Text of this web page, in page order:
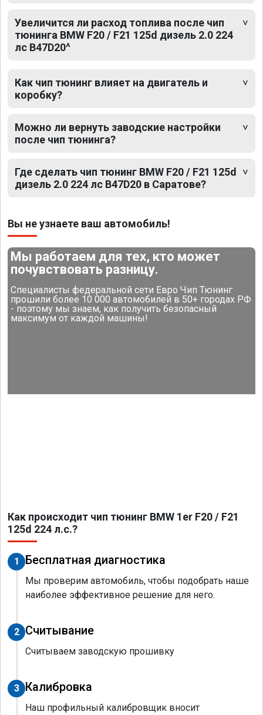
Увеличится ли расход топлива после чип
тюнинга BMW F20 / F21 125d дизель 2.0 224
лс B47D20^
Как чип тюнинг влияет на двигатель и
коробку?
Можно ли вернуть заводские настройки
после чип тюнинга?
Где сделать чип тюнинг BMW F20 / F21 125d
дизель 2.0 224 лс B47D20 в Саратове?
Вы не узнаете ваш автомобиль!
Мы работаем для тех, кто может
почувствовать разницу.
Специалисты федеральной сети Евро Чип Тюнинг
прошили более 10 000 автомобилей в 50+ городах РФ
- поэтому мы знаем, как получить безопасный
максимум от каждой машины!
Как происходит чип тюнинг BMW 1er F20 / F21
125d 224 л.с.?
1 Бесплатная диагностика
Мы проверим автомобиль, чтобы подобрать наше
наиболее эффективное решение для него.
2 Считывание
Считываем заводскую прошивку
3 Калибровка
Наш профильный калибровщик вносит